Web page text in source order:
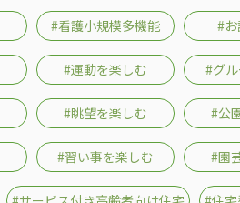
#看護小規模多機能 #
#運動を楽しむ #グ
#眺望を楽しむ #公
#習い事を楽しむ #園